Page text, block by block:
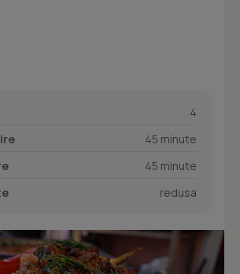
4
45 minute
45 minute
redusa